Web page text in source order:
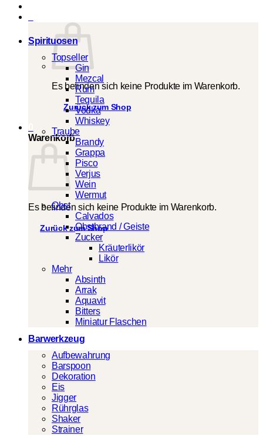
Es befinden sich keine Produkte im Warenkorb.
Zurück zum Shop
Warenkorb
Es befinden sich keine Produkte im Warenkorb.
Zurück zum Shop
Spirituosen
Topseller
Gin
Mezcal
Rum
Tequila
Vodka
Whiskey
Traube
Brandy
Grappa
Pisco
Verjus
Wein
Wermut
Obst
Calvados
Obstbrand / Geiste
Zucker
Kräuterlikör
Likör
Mehr
Absinth
Arrak
Aquavit
Bitters
Miniatur Flaschen
Barwerkzeug
Aufbewahrung
Barspoon
Dekoration
Eis
Jigger
Rührglas
Shaker
Strainer